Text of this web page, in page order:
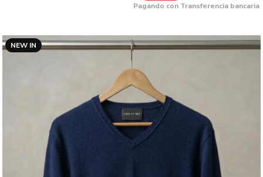
Pagando con Transferencia bancaria
NEW IN